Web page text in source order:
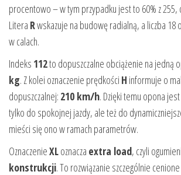
procentowo – w tym przypadku jest to 60% z 255,
Litera Rwskazuje na budowę radialną, a liczba 18
w calach.
Indeks 112to dopuszczalne obciążenie na jedną
kg. Z kolei oznaczenie prędkości H informuje o
dopuszczalnej: 210 km/h. Dzięki temu opona
tylko do spokojnej jazdy, ale też do
mieści się ono w ramach parametrów.
OznaczenieXLoznacza extra load, czyli
konstrukcji. To rozwiązanie szczególnie